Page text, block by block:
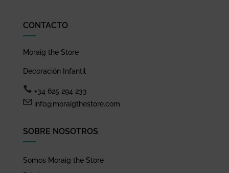
CONTACTO
Moraig the Store
Decoración Infantil
+34 625 294 233
info@moraigthestore.com
SOBRE NOSOTROS
Somos Moraig the Store